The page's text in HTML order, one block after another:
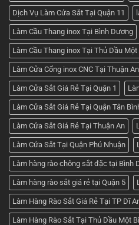
Dịch Vụ Làm Cửa Sắt Tại Quận 11
Làm Cầu Thang inox Tại Bình Dương
Làm Cầu Thang inox Tại Thủ Dầu Một
Làm Cửa Cổng inox CNC Tại Thuận An
Làm Cửa Sắt Giá Rẻ Tại Quận 1
Làm Cửa Sắt Giá Rẻ Tại Quận Tân
Làm Cửa Sắt Giá Rẻ Tại Thuận An
Làm Cửa Sắt Tại Quận Phú Nhuận
Làm hàng rào chông sắt đặc tại Bình
Làm hàng rào sắt giá rẻ tại Quận 5
Làm Hàng Rào Sắt Giá Rẻ Tại TP Dĩ
Làm Hàng Rào Sắt Tại Thủ Dầu Một